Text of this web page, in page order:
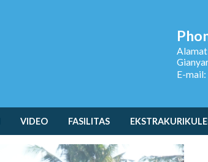
E-
VIDEO FASILITAS